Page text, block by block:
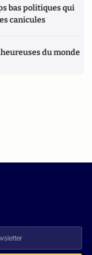
bas politiques qui
canicules
du monde